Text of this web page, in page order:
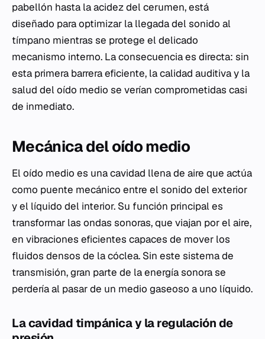
pabellón hasta la acidez del cerumen, está
diseñado para optimizar la llegada del sonido al
tímpano mientras se protege el delicado
mecanismo interno. La consecuencia es directa: sin
esta primera barrera eficiente, la calidad auditiva y la
salud del oído medio se verían comprometidas casi
de inmediato.
Mecánica del oído medio
El oído medio es una cavidad llena de aire que actúa
como puente mecánico entre el sonido del exterior
y el líquido del interior. Su función principal es
transformar las ondas sonoras, que viajan por el aire,
en vibraciones eficientes capaces de mover los
fluidos densos de la cóclea. Sin este sistema de
transmisión, gran parte de la energía sonora se
perdería al pasar de un medio gaseoso a uno líquido.
La cavidad timpánica y la regulación de